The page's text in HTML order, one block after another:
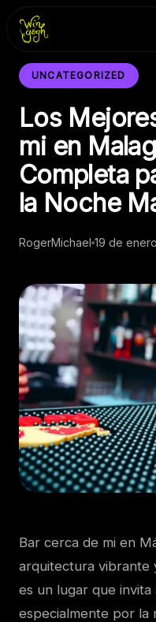
Inicio
Blog
Contacto
UNCATEGORIZED
Los
mi en
Completa
la Noche
RogerMichael 19 de
Bar cerca de mi en
arquitectura vibrante
es un lugar que invita
especialmente por la